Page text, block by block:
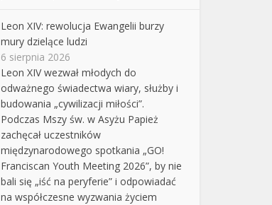
Leon XIV: rewolucja Ewangelii burzy
mury dzielące ludzi
6 sierpnia 2026
Leon XIV wezwał młodych do
odważnego świadectwa wiary, służby i
budowania „cywilizacji miłości”.
Podczas Mszy św. w Asyżu Papież
zachęcał uczestników
międzynarodowego spotkania „GO!
Franciscan Youth Meeting 2026”, by nie
bali się „iść na peryferie” i odpowiadać
na współczesne wyzwania życiem